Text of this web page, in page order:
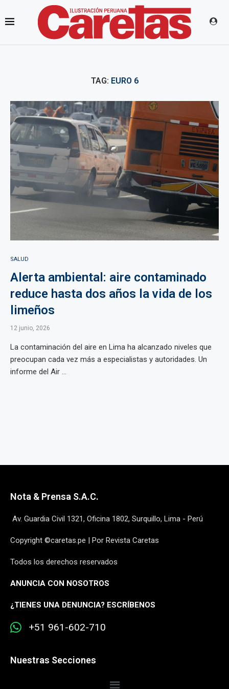
TAG: EURO 6
SALUD
Alerta ambiental: aire contaminado
reduce hasta dos años la vida de los
limeños
12 junio, 2026
La contaminación del aire en Lima ha alcanzado niveles que
preocupan cada vez más a especialistas y autoridades. Un
informe del Air ...
Nota & Prensa S.A.C.
Av. Guardia Civil 1321, Oficina 1802, Surquillo, Lima - Perú
Copyright ©caretas.pe | Por Revista Caretas
Todos los derechos reservados
ANUNCIA CON NOSOTROS
¿TIENES UNA DENUNCIA? ESCRÍBENOS
+51 961-602-710
Nuestras Secciones